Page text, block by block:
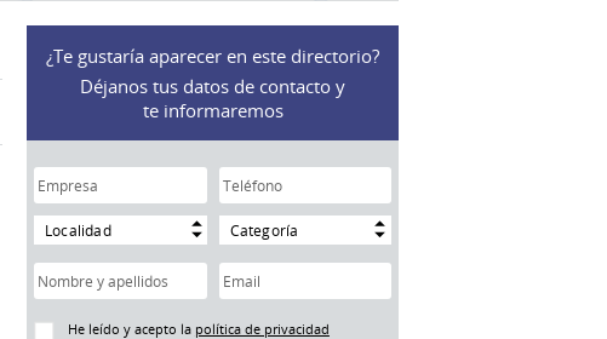
¿Te gustaría aparecer en este directorio?
Déjanos tus datos de contacto y
te informaremos
Localidad Categoría
He leído y acepto la política de privacidad